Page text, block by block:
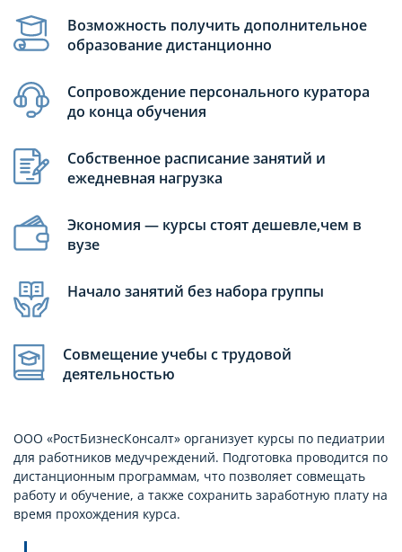
Возможность получить дополнительное
образование дистанционно
Сопровождение персонального куратора
до конца обучения
Собственное расписание занятий и
ежедневная нагрузка
Экономия — курсы стоят дешевле,чем в
вузе
Начало занятий без набора группы
Совмещение учебы с трудовой
деятельностью
ООО «РостБизнесКонсалт» организует курсы по педиатрии
для работников медучреждений. Подготовка проводится по
дистанционным программам, что позволяет совмещать
работу и обучение, а также сохранить заработную плату на
время прохождения курса.